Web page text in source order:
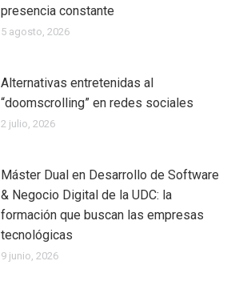
presencia constante
5 agosto, 2026
Alternativas entretenidas al
“doomscrolling” en redes sociales
2 julio, 2026
Máster Dual en Desarrollo de Software
& Negocio Digital de la UDC: la
formación que buscan las empresas
tecnológicas
9 junio, 2026